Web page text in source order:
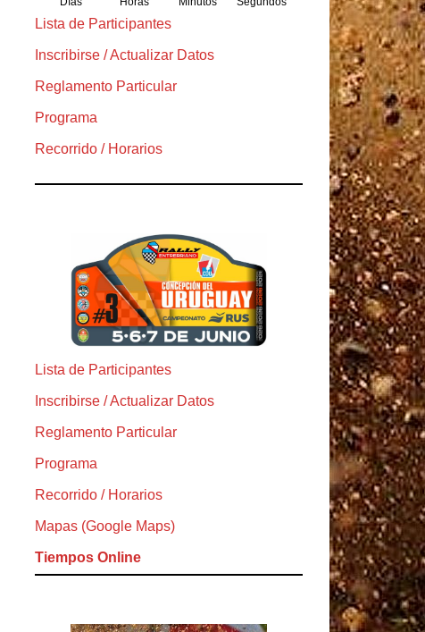
Lista de Participantes
Inscribirse / Actualizar Datos
Reglamento Particular
Programa
Recorrido / Horarios
Lista de Participantes
Inscribirse / Actualizar Datos
Reglamento Particular
Programa
Recorrido / Horarios
Mapas (Google Maps)
Tiempos Online